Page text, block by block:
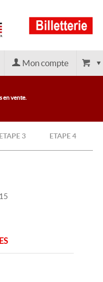
Mon compte
en vente.
ETAPE 3 ETAPE 4